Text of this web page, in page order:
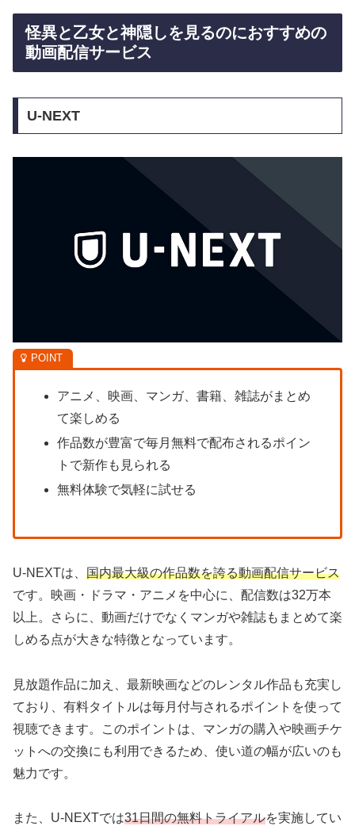
怪異と乙女と神隠しを見るのにおすすめの
動画配信サービス
U-NEXT
アニメ、映画、マンガ、書籍、雑誌がまとめ
て楽しめる
作品数が豊富で毎月無料で配布されるポイン
トで新作も見られる
無料体験で気軽に試せる
U-NEXTは、 国内最大級の作品数を誇る動画配信サービス
です。映画・ドラマ・アニメを中心に、配信数は32万本
以上。さらに、動画だけでなくマンガや雑誌もまとめて楽
しめる点が大きな特徴となっています。
見放題作品に加え、最新映画などのレンタル作品も充実し
ており、有料タイトルは毎月付与されるポイントを使って
視聴できます。このポイントは、マンガの購入や映画チケ
ットへの交換にも利用できるため、使い道の幅が広いのも
魅力です。
また、U-NEXTでは31日間の無料トライアルを実施してい